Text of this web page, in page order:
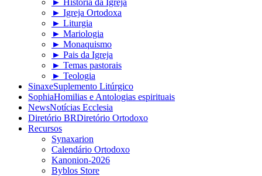
► História da Igreja
► Igreja Ortodoxa
► Liturgia
► Mariologia
► Monaquismo
► Pais da Igreja
► Temas pastorais
► Teologia
SinaxeSuplemento Litúrgico
SophiaHomilias e Antologias espirituais
NewsNotícias Ecclesia
Diretório BRDiretório Ortodoxo
Recursos
Synaxarion
Calendário Ortodoxo
Kanonion-2026
Byblos Store